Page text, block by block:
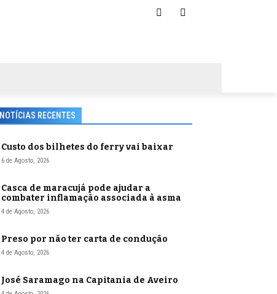
NOTÍCIAS RECENTES
Custo dos bilhetes do ferry vai baixar
6 de Agosto, 2026
Casca de maracujá pode ajudar a
combater inflamação associada à asma
4 de Agosto, 2026
Preso por não ter carta de condução
4 de Agosto, 2026
José Saramago na Capitania de Aveiro